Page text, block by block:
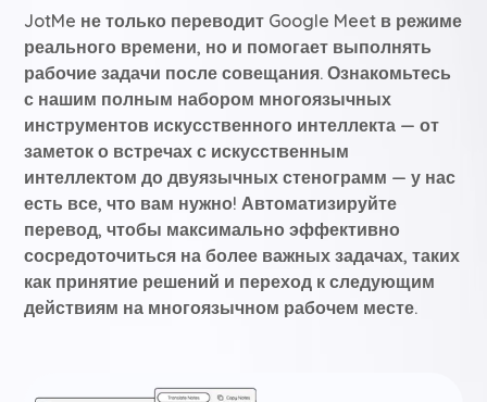
JotMe не только переводит Google Meet в режиме
реального времени, но и помогает выполнять
рабочие задачи после совещания. Ознакомьтесь
с нашим полным набором многоязычных
инструментов искусственного интеллекта — от
заметок о встречах с искусственным
интеллектом до двуязычных стенограмм — у нас
есть все, что вам нужно! Автоматизируйте
перевод, чтобы максимально эффективно
сосредоточиться на более важных задачах, таких
как принятие решений и переход к следующим
действиям на многоязычном рабочем месте.